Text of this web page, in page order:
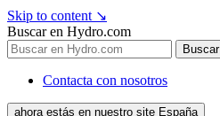
Skip to content ↘
Buscar en Hydro.com
Buscar
Contacta con nosotros
ahora estás en nuestro site España